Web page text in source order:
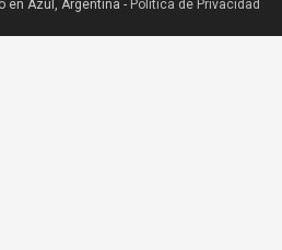
en Azul, Argentina - Política de Privacidad